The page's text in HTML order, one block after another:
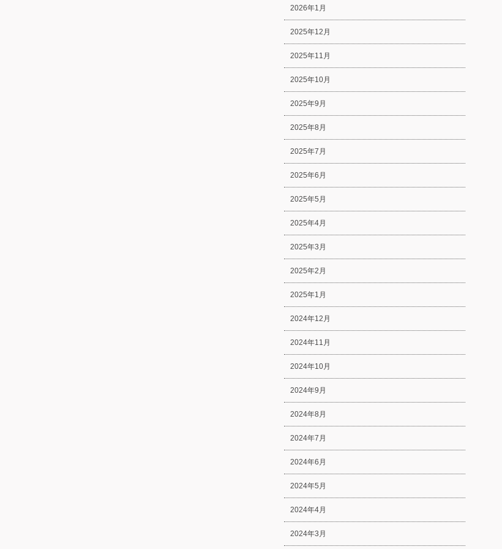
2026年1月
2025年12月
2025年11月
2025年10月
2025年9月
2025年8月
2025年7月
2025年6月
2025年5月
2025年4月
2025年3月
2025年2月
2025年1月
2024年12月
2024年11月
2024年10月
2024年9月
2024年8月
2024年7月
2024年6月
2024年5月
2024年4月
2024年3月